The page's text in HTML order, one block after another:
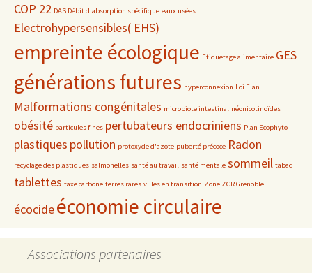
COP 22 DAS Débit d'absorption spécifique eaux usées
Electrohypersensibles( EHS)
empreinte écologique Etiquetage alimentaire GES
générations futures hyperconnexion Loi Elan
Malformations congénitales microbiote intestinal néonicotinoïdes
obésité particules fines pertubateurs endocriniens Plan Ecophyto
plastiques pollution protoxyde d'azote puberté précoce Radon
recyclage des plastiques salmonelles santé au travail santé mentale sommeil tabac
tablettes taxe carbone terres rares villes en transition Zone ZCR Grenoble
écocideéconomie circulaire
Associations partenaires